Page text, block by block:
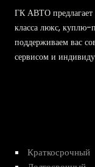
ГК АВТО предлагает
класса люкс,
поддерживаем вас
сервисом и
Краткосрочный